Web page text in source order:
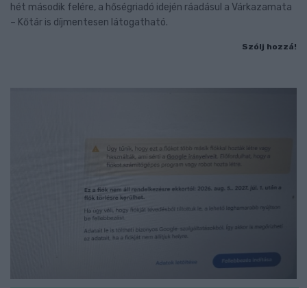
hét második felére, a hőségriadó idején ráadásul a Várkazamata
– Kőtár is díjmentesen látogatható.
Szólj hozzá!